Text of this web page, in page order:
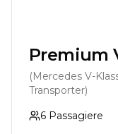
Premium
(Mercedes V-
Transporter)
6 Passagiere